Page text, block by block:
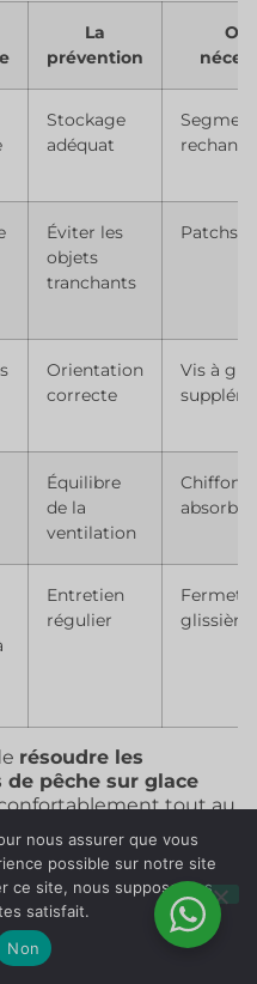
La
prévention
Stockage
adéquat
Éviter les
objets
tranchants
Patchs
Orientation
correcte
Vis à
Équilibre
de la
ventilation
Chiffons
Entretien
régulier
glissière
résoudre les
pêche sur glace
tout au
conçoit des
minimiser les
matériaux durables
difficiles tout en
à réparer en cas de
nous assurer que vous
possible sur notre site
ce site, nous supposerons
satisfait.
Non